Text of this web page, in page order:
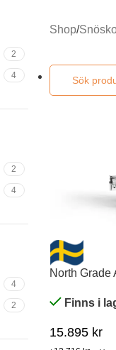
2
4
2
4
4
2
Shop/
North Grade
Finns i
15.895 kr